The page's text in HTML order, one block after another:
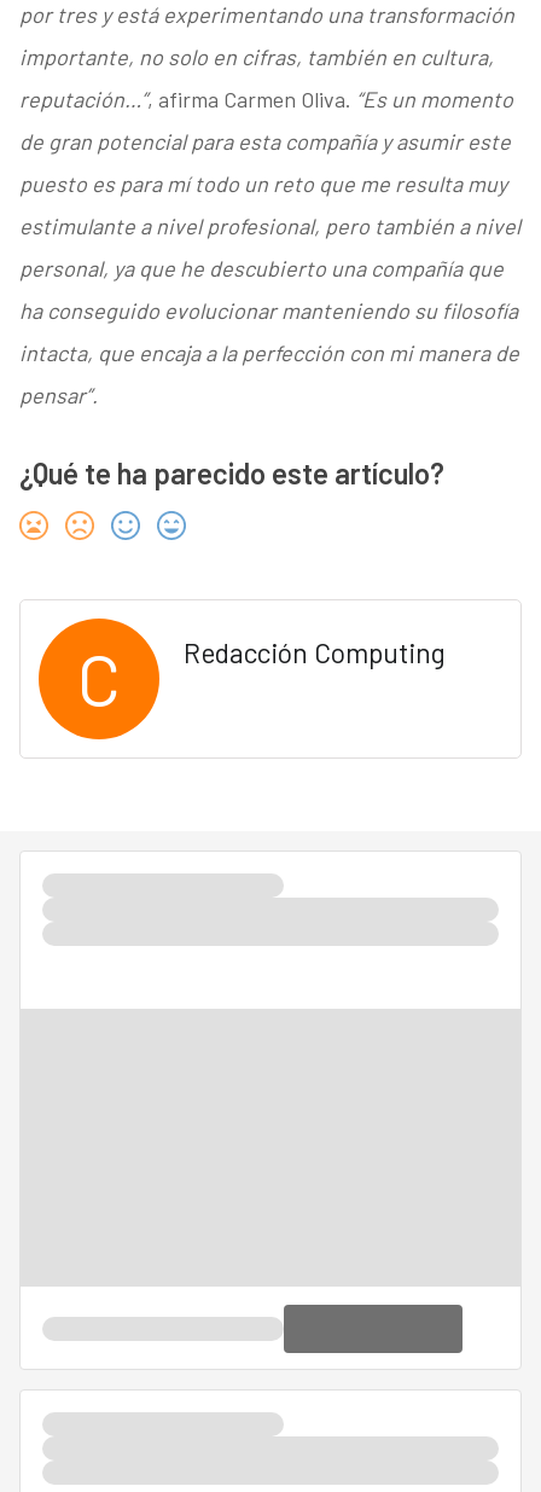
por tres y está experimentando una transformación
importante, no solo en cifras, también en cultura,
reputación…”, afirma Carmen Oliva. “Es un momento
de gran potencial para esta compañía y asumir este
puesto es para mí todo un reto que me resulta muy
estimulante a nivel profesional, pero también a nivel
personal, ya que he descubierto una compañía que
ha conseguido evolucionar manteniendo su filosofía
intacta, que encaja a la perfección con mi manera de
pensar”.
¿Qué te ha parecido este artículo?
C Redacción Computing